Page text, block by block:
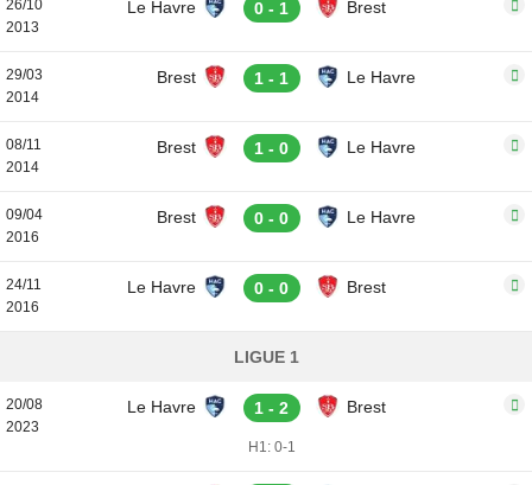
26/10
2013
Le Havre 0 - 1 Brest
29/03
2014
Brest 1 - 1 Le Havre
08/11
2014
Brest 1 - 0 Le Havre
09/04
2016
Brest 0 - 0 Le Havre
24/11
2016
Le Havre 0 - 0 Brest
LIGUE 1
20/08
2023
Le Havre 1 - 2 Brest
H1: 0-1